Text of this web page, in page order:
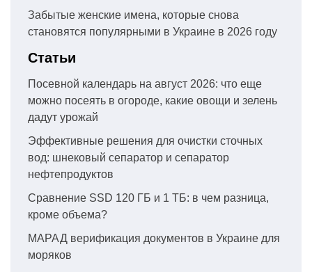
Забытые женские имена, которые снова
становятся популярными в Украине в 2026 году
Статьи
Посевной календарь на август 2026: что еще
можно посеять в огороде, какие овощи и зелень
дадут урожай
Эффективные решения для очистки сточных
вод: шнековый сепаратор и сепаратор
нефтепродуктов
Сравнение SSD 120 ГБ и 1 ТБ: в чем разница,
кроме объема?
МАРАД верификация документов в Украине для
моряков